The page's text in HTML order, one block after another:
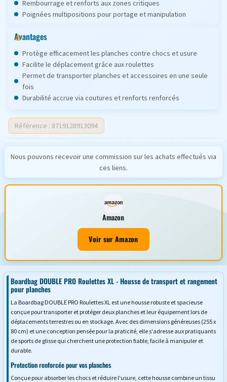
Rembourrage et renforts aux zones critiques
Poignées multipositions pour portage et manipulation
Avantages
Protège efficacement les planches contre chocs et usure
Facilite le déplacement grâce aux roulettes
Permet de transporter planches et accessoires en une seule
fois
Durabilité accrue via coutures et renforts renforcés
Référence : 8719128913094
Nous pouvons recevoir une commission sur les achats effectués via
ces liens.
Amazon
Voir sur Amazon
Boardbag DOUBLE PRO Roulettes XL - Housse de transport et rangement
pour planches
La Boardbag DOUBLE PRO Roulettes XL est une housse robuste et spacieuse
conçue pour transporter et protéger deux planches et leur équipement lors de
déplacements terrestres ou en stockage. Avec des dimensions généreuses (255 x
80 cm) et une conception pensée pour la praticité, elle s'adresse aux pratiquants
de sports de glisse qui cherchent une protection fiable, facile à manipuler et
durable.
Protection renforcée pour vos planches
Conçue pour absorber les chocs et réduire l'usure, cette housse combine un tissu